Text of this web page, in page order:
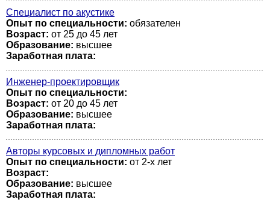
Специалист по акустике
Опыт по специальности: обязателен
Возраст: от 25 до 45 лет
Образование: высшее
Заработная плата:
Инженер-проектировщик
Опыт по специальности:
Возраст: от 20 до 45 лет
Образование: высшее
Заработная плата:
Авторы курсовых и дипломных работ
Опыт по специальности: от 2-х лет
Возраст:
Образование: высшее
Заработная плата: